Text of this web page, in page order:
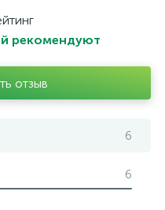
рекомендуют
отзыв
6
6